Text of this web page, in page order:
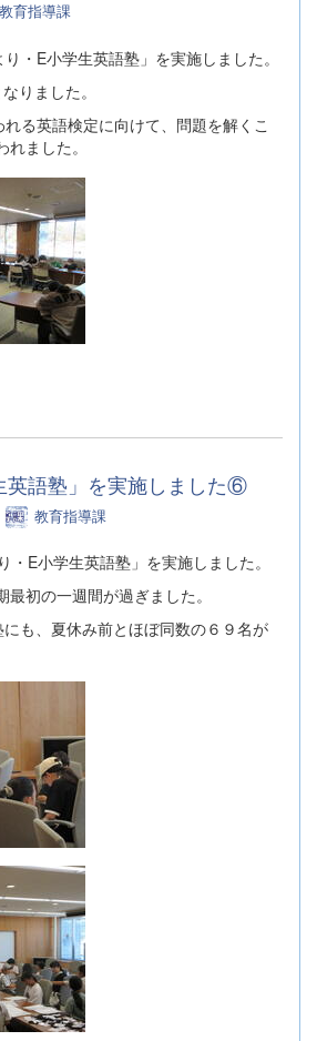
教育指導課
・E小学生英語塾」を実施しました。
りました。
る英語検定に向けて、問題を解くこ
ました。
英語塾」を実施しました⑥
教育指導課
・E小学生英語塾」を実施しました。
初の一週間が過ぎました。
も、夏休み前とほぼ同数の６９名が